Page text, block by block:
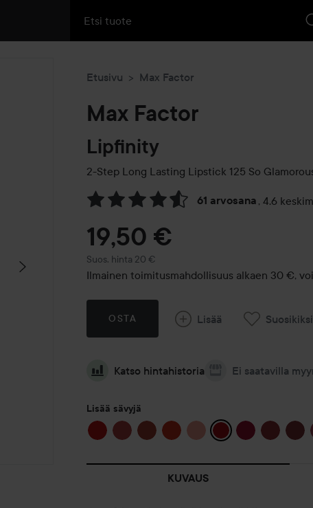
Etusivu Max Factor
Max Factor
Lipfinity
2-Step Long Lasting Lipstick 125 So
61 arvosana , 4.6
Siirtyä jhk Arvosana & kommentit
19,50 €
Suos. hinta 20 €
Suositeltu hinta 20 €
Ilmainen toimitusmahdollisuus alkaen 30 €,
OSTA Lisää Suosikiksi
Katso hintahistoria Ei saatavilla
Lisää sävyjä
KUVAUS